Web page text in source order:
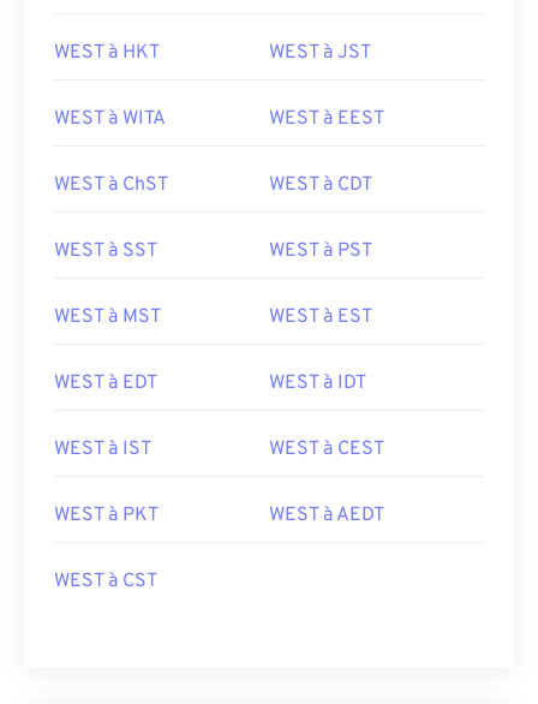
WEST à HKT WEST à JST
WEST à WITA WEST à EEST
WEST à ChST WEST à CDT
WEST à SST WEST à PST
WEST à MST WEST à EST
WEST à EDT WEST à IDT
WEST à IST WEST à CEST
WEST à PKT WEST à AEDT
WEST à CST